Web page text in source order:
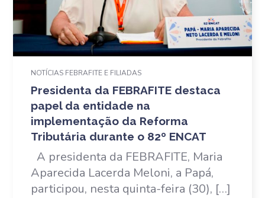
NOTÍCIAS FEBRAFITE E FILIADAS
Presidenta da FEBRAFITE destaca
papel da entidade na
implementação da Reforma
Tributária durante o 82º ENCAT
A presidenta da FEBRAFITE, Maria
Aparecida Lacerda Meloni, a Papá,
participou, nesta quinta-feira (30), […]